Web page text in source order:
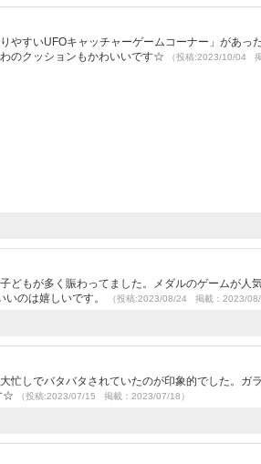
やすいUFOキャッチャーゲームコーナー」があっ
のクッションもかわいいです☆
（投稿:2023/10/04
どもが多く賑わってました。メダルのゲームが人
のは嬉しいです。
（投稿:2023/08/24 掲載：2023/08/
忙しでバタバタされていたのが印象的でした。ガ
☆
（投稿:2023/07/15 掲載：2023/07/18）